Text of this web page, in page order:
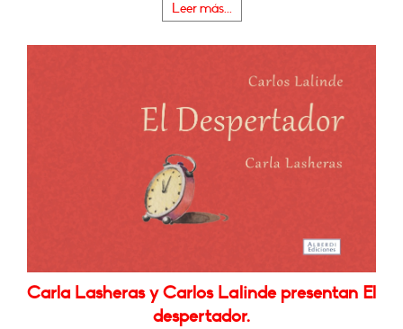
Leer más...
Carla Lasheras y Carlos Lalinde presentan El
despertador.